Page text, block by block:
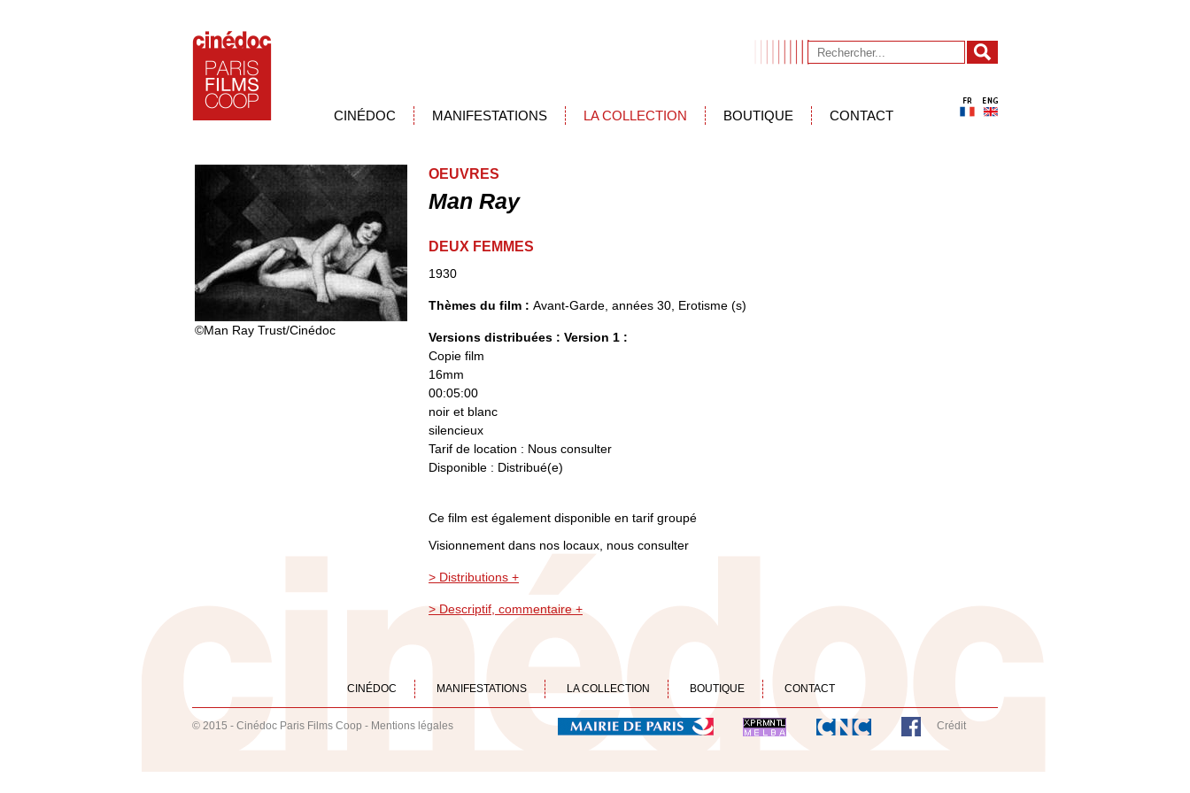
CINÉDOC MANIFESTATIONS LA COLLECTION BOUTIQUE CONTACT
©Man Ray Trust/Cinédoc
OEUVRES
Man Ray
DEUX FEMMES
1930
Thèmes du film : Avant-Garde, années 30, Erotisme (s)
Versions distribuées : Version 1 :
Copie film
16mm
00:05:00
noir et blanc
silencieux
Tarif de location : Nous consulter
Disponible : Distribué(e)
Ce film est également disponible en tarif groupé
Visionnement dans nos locaux, nous consulter
> Distributions +
> Descriptif, commentaire +
CINÉDOC MANIFESTATIONS LA COLLECTION BOUTIQUE CONTACT
© 2015 - Cinédoc Paris Films Coop - Mentions légales Crédit